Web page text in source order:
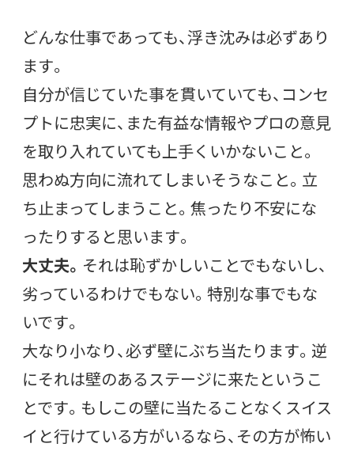
どんな仕事であっても、浮き沈みは必ずあり
ます。
自分が信じていた事を貫いていても、コンセ
プトに忠実に、また有益な情報やプロの意見
を取り入れていても上手くいかないこと。
思わぬ方向に流れてしまいそうなこと。立
ち止まってしまうこと。焦ったり不安にな
ったりすると思います。
大丈夫。 それは恥ずかしいことでもないし、
劣っているわけでもない。特別な事でもな
いです。
大なり小なり、必ず壁にぶち当たります。逆
にそれは壁のあるステージに来たというこ
とです。もしこの壁に当たることなくスイス
イと行けている方がいるなら、その方が怖い